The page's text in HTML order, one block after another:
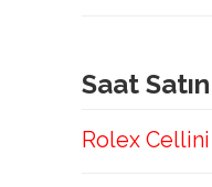
Saat
Rolex Cellini